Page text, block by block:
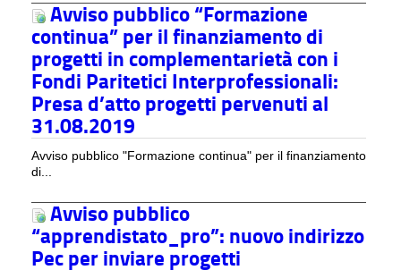
Avviso pubblico “Formazione
continua” per il finanziamento di
progetti in complementarietà con i
Fondi Paritetici Interprofessionali:
Presa d’atto progetti pervenuti al
31.08.2019
Avviso pubblico "Formazione continua" per il finanziamento
di...
Avviso pubblico
“apprendistato_pro”: nuovo indirizzo
Pec per inviare progetti